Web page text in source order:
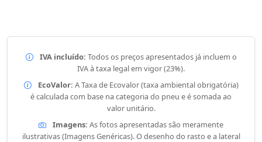
IVA incluído: Todos os preços apresentados já incluem o
IVA à taxa legal em vigor (23%).
EcoValor: A Taxa de Ecovalor (taxa ambiental obrigatória)
é calculada com base na categoria do pneu e é somada ao
valor unitário.
Imagens: As fotos apresentadas são meramente
ilustrativas (Imagens Genéricas). O desenho do rasto e a lateral